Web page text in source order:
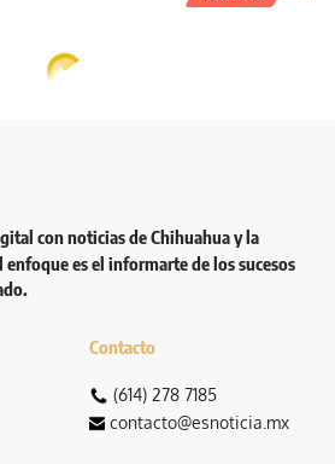
con noticias de Chihuahua y la
es el informarte de los sucesos
Contacto
(614) 278 7185
contacto@esnoticia.mx